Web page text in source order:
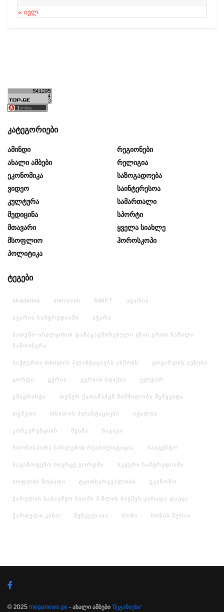
« ივლ
კატეგორიები
Ამინდი
Ახალი Ამბები
Ეკონომიკა
Ვიდეო
Კულტურა
Მედიცინა
Მთავარი
Მსოფლიო
Პოლიტიკა
Რეგიონები
Რელიგია
Საზოგადოება
Საინტერესოა
Სამართალი
Სპორტი
Ყველა Სიახლე
Ჰოროსკოპი
ტეგები
akademia metreveli SWIFT ავარია
ავარია სამტრედიაში აჭარა
ბათუმი–ახალციხის დამაკავშირებელი გზის ერთი ნაწილი
ჩამოინგრა
ბაქტერია თხილის პლანტაციებს ახმობს გოგირდის აუზები
გორდი გურია გურიის სტიქია ელდარ
ემიგრანტი თემურ ქათამაძემ შიმშილობა შეწყვიტა
თუშეთი თხილის პლანტაციები იტალია
კონკურენციის მეამა ნაგავი
რიონისპირა სახლების რეაბილიტაცია სააგენტო
საგამოფენო სივრცე გორდში სკვერი სამტრედიაში
სოფლის ნობათი ტყითსარგებლობა უკანონო
ქარელის საბავშვო ბაღში 3 წლის ბავშვს კარადა დაეცა
ქართული კინო შენგელაია ხონი ხონის მერია
© 2025 meganews.ge - ახალი ამბები 'მეგანიუსი'